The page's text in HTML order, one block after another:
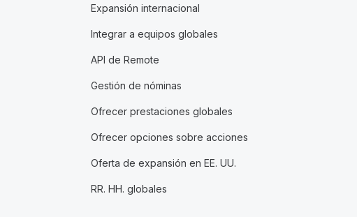
Expansión internacional
Integrar a equipos globales
API de Remote
Gestión de nóminas
Ofrecer prestaciones globales
Ofrecer opciones sobre acciones
Oferta de expansión en EE. UU.
RR. HH. globales